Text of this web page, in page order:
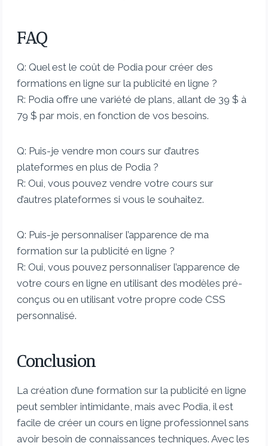
FAQ
Q: Quel est le coût de Podia pour créer des
formations en ligne sur la publicité en ligne ?
R: Podia offre une variété de plans, allant de 39 $ à
79 $ par mois, en fonction de vos besoins.
Q: Puis-je vendre mon cours sur d’autres
plateformes en plus de Podia ?
R: Oui, vous pouvez vendre votre cours sur
d’autres plateformes si vous le souhaitez.
Q: Puis-je personnaliser l’apparence de ma
formation sur la publicité en ligne ?
R: Oui, vous pouvez personnaliser l’apparence de
votre cours en ligne en utilisant des modèles pré-
conçus ou en utilisant votre propre code CSS
personnalisé.
Conclusion
La création d’une formation sur la publicité en ligne
peut sembler intimidante, mais avec Podia, il est
facile de créer un cours en ligne professionnel sans
avoir besoin de connaissances techniques. Avec les